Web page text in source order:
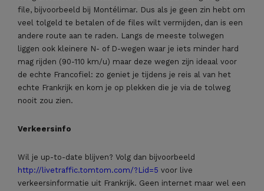
file, bijvoorbeeld bij Montélimar. Dus als je geen zin hebt om
veel tolgeld te betalen of de files wilt vermijden, dan is een
andere route aan te raden. Langs de meeste tolwegen
liggen ook kleinere N- of D-wegen waar je iets minder hard
mag rijden (90-110 km/u) maar deze wegen zijn ideaal voor
de echte Francofiel: zo geniet je tijdens je reis al van het
echte Frankrijk en kom je op plekken die je via de tolweg
nooit zou zien.
Verkeersinfo
Wil je up-to-date blijven? Volg dan bijvoorbeeld
http://livetraffic.tomtom.com/?Lid=5 voor live
verkeersinformatie uit Frankrijk. Geen internet maar wel een